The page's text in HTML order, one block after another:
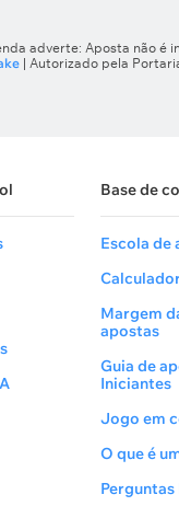
adverte: Aposta não é
| Autorizado pela
Base de
Escola de
Margem
apostas
Guia de
Iniciantes
Jogo em
O que é